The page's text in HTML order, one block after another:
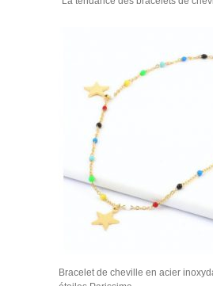
Bracelet de cheville en acier